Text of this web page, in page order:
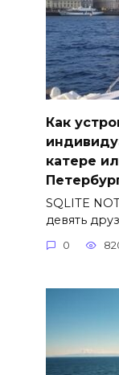
Как
катере
SQLITE
девять
0